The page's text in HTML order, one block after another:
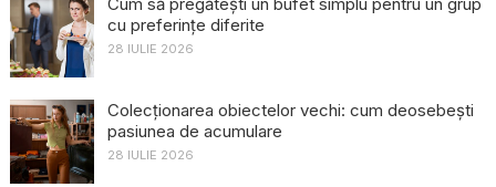
cu preferințe diferite
28 IULIE 2026
Colecționarea obiectelor vechi: cum deosebești
pasiunea de acumulare
28 IULIE 2026